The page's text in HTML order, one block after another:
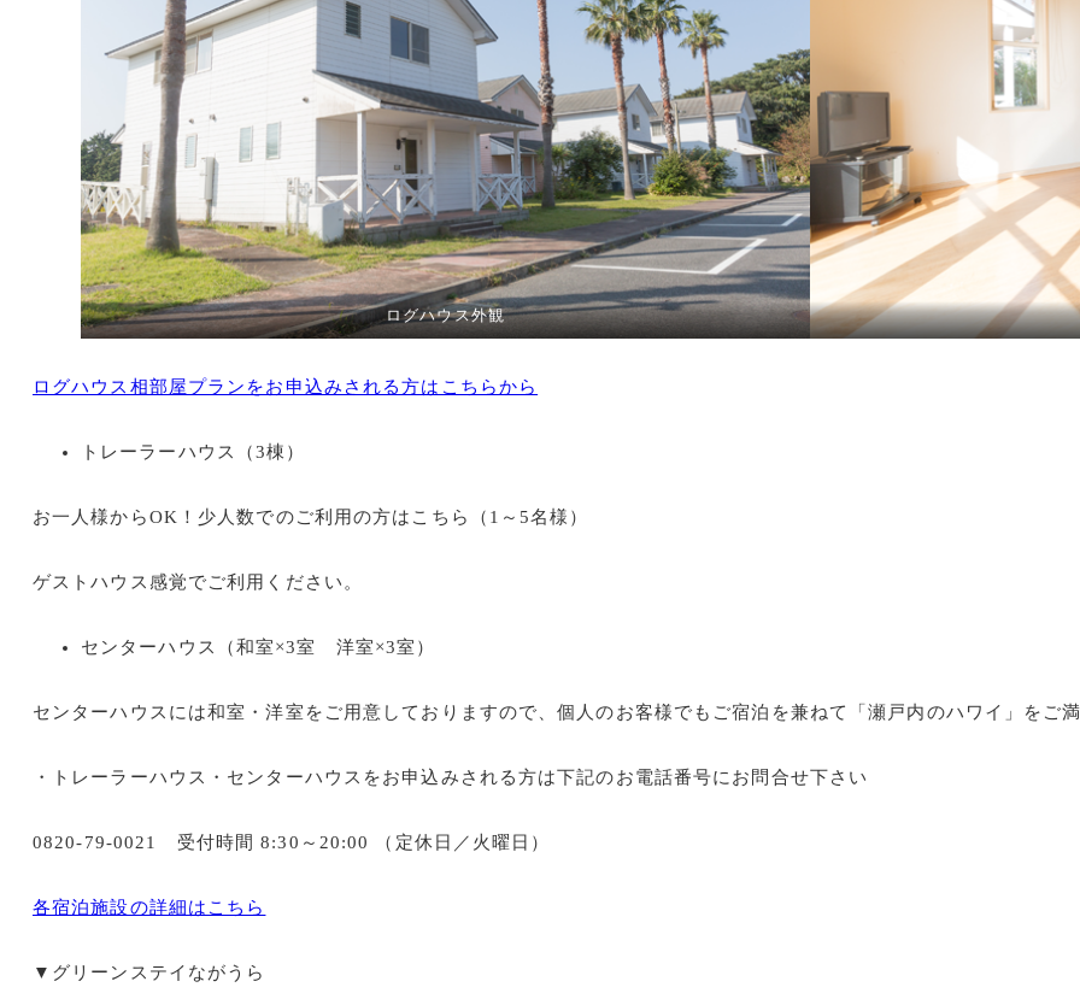
ログハウス外観
ログハウス相部屋プランをお申込みされる方はこちらから
トレーラーハウス（3棟）
お一人様からOK！少人数でのご利用の方はこちら（1～5名様）
ゲストハウス感覚でご利用ください。
センターハウス（和室×3室 洋室×3室）
センターハウスには和室・洋室をご用意しておりますので、個人のお客様でもご宿泊を兼ねて「瀬戸内のハワイ」をご
・トレーラーハウス・センターハウスをお申込みされる方は下記のお電話番号にお問合せ下さい
0820-79-0021 受付時間 8:30～20:00 （定休日／火曜日）
各宿泊施設の詳細はこちら
▼グリーンステイながうら